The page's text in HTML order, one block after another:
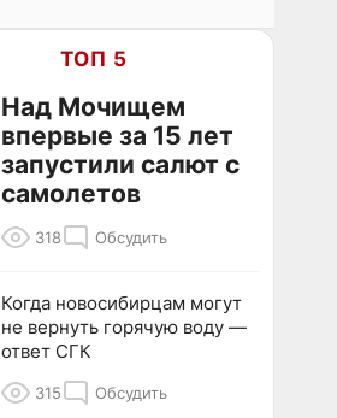
ТОП 5
Над Мочищем
впервые за 15 лет
запустили салют с
самолетов
318 Обсудить
Когда новосибирцам могут
не вернуть горячую воду —
ответ СГК
315 Обсудить